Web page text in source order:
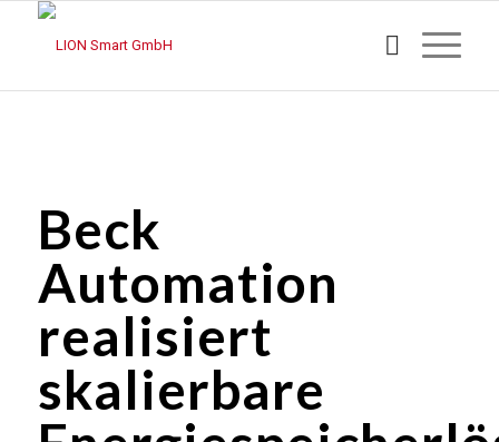
Beck
Automation
realisiert
skalierbare